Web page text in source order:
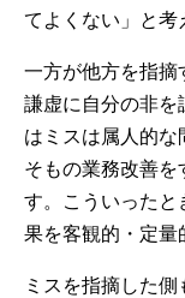
てよくない」と考
一方が他方を指摘
謙虚に自分の非を
はミスは属人的な
そもの業務改善
す。こういったと
果を客観的・定量
ミスを指摘した